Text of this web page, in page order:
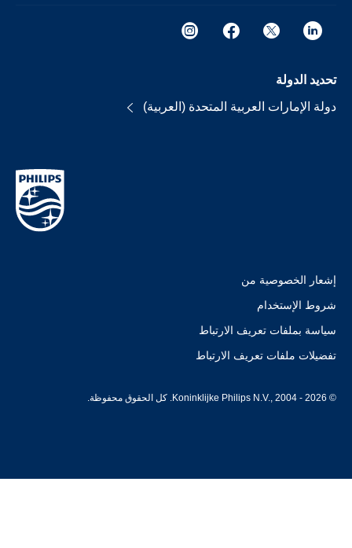
تحديد الدولة
دولة الإمارات العربية المتحدة (العربية)
إشعار الخصوصية من
شروط الإستخدام
سياسة بملفات تعريف الارتباط
تفضيلات ملفات تعريف الارتباط
© Koninklijke Philips N.V., 2004 - 2026. كل الحقوق محفوظة.